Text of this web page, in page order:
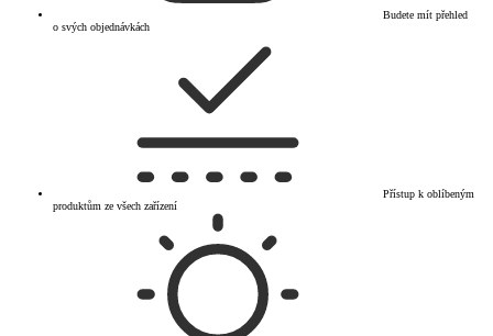
Budete mít přehled
o svých objednávkách
Přístup k oblíbeným
produktům ze všech zařízení